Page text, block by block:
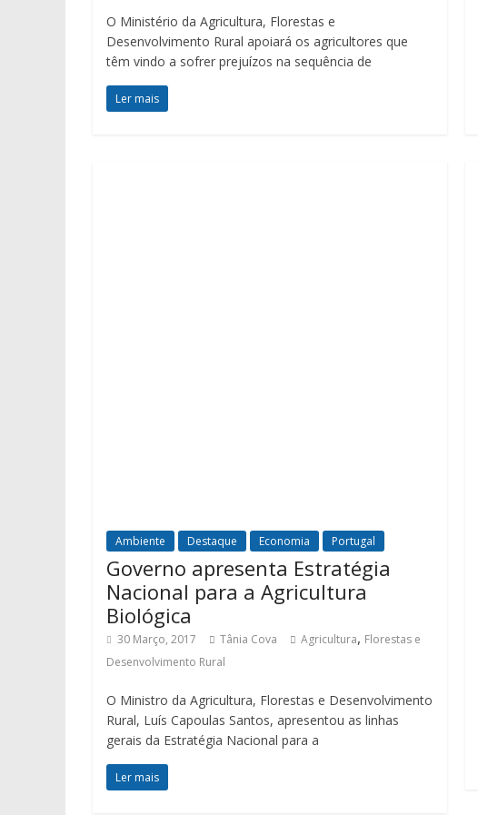
O Ministério da Agricultura, Florestas e
Desenvolvimento Rural apoiará os agricultores que
têm vindo a sofrer prejuízos na sequência de
Ler mais
Ambiente Destaque Economia Portugal
Governo apresenta Estratégia
Nacional para a Agricultura
Biológica
30 Março, 2017 Tânia Cova Agricultura, Florestas e
Desenvolvimento Rural
O Ministro da Agricultura, Florestas e Desenvolvimento
Rural, Luís Capoulas Santos, apresentou as linhas
gerais da Estratégia Nacional para a
Ler mais